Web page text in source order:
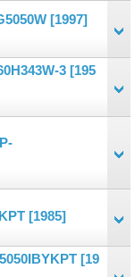
[1997]
3 [195
[1985]
[19